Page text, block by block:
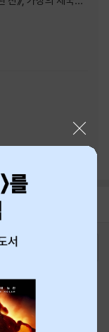
의 치밀함이 이루어
중고샵 1566-4295